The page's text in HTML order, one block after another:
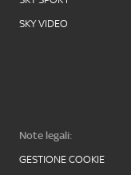
SKY VIDEO
Note legali:
GESTIONE COOKIE